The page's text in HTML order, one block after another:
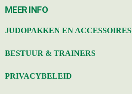
MEER INFO
JUDOPAKKEN EN ACCESSOIRES
BESTUUR & TRAINERS
PRIVACYBELEID